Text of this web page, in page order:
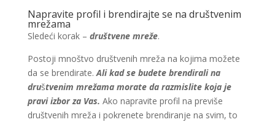
Napravite profil i brendirajte se na društvenim
mrežama
Sledeći korak – društvene mreže.
Postoji mnoštvo društvenih mreža na kojima možete
da se brendirate. Ali kad se budete brendirali na
društvenim mrežama morate da razmislite koja je
pravi izbor za Vas. Ako napravite profil na previše
društvenih mreža i pokrenete brendiranje na svim, to